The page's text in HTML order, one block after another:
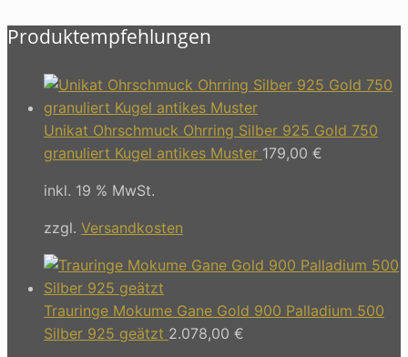
Produktempfehlungen
Unikat Ohrschmuck Ohrring Silber 925 Gold 750
granuliert Kugel antikes Muster 179,00 €
inkl. 19 % MwSt.
zzgl. Versandkosten
Trauringe Mokume Gane Gold 900 Palladium 500
Silber 925 geätzt 2.078,00 €